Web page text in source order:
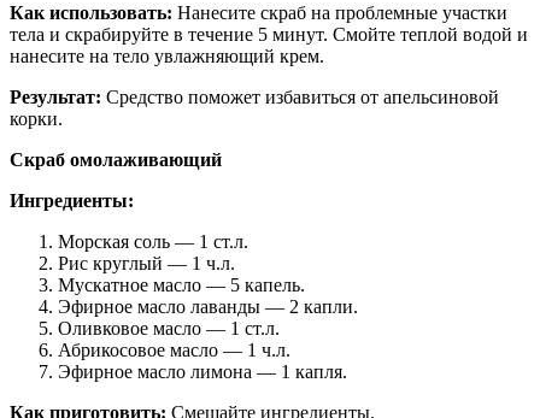
Как использовать: Нанесите скраб на проблемные участки
тела и скрабируйте в течение 5 минут. Смойте теплой водой и
нанесите на тело увлажняющий крем.
Результат: Средство поможет избавиться от апельсиновой
корки.
Скраб омолаживающий
Ингредиенты:
Морская соль — 1 ст.л.
Рис круглый — 1 ч.л.
Мускатное масло — 5 капель.
Эфирное масло лаванды — 2 капли.
Оливковое масло — 1 ст.л.
Абрикосовое масло — 1 ч.л.
Эфирное масло лимона — 1 капля.
Как приготовить: Смешайте ингредиенты.